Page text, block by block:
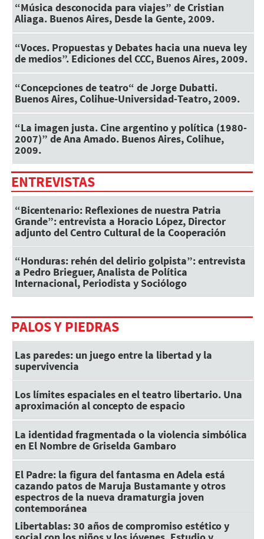
“Música desconocida para viajes” de Cristian
Aliaga. Buenos Aires, Desde la Gente, 2009.
“Voces. Propuestas y Debates hacia una nueva ley
de medios”. Ediciones del CCC, Buenos Aires, 2009.
“Concepciones de teatro“ de Jorge Dubatti.
Buenos Aires, Colihue-Universidad-Teatro, 2009.
“La imagen justa. Cine argentino y política (1980-
2007)” de Ana Amado. Buenos Aires, Colihue,
2009.
ENTREVISTAS
“Bicentenario: Reflexiones de nuestra Patria
Grande”: entrevista a Horacio López, Director
adjunto del Centro Cultural de la Cooperación
“Honduras: rehén del delirio golpista”: entrevista
a Pedro Brieguer, Analista de Política
Internacional, Periodista y Sociólogo
PALOS Y PIEDRAS
Las paredes: un juego entre la libertad y la
supervivencia
Los límites espaciales en el teatro libertario. Una
aproximación al concepto de espacio
La identidad fragmentada o la violencia simbólica
en El Nombre de Griselda Gambaro
El Padre: la figura del fantasma en Adela está
cazando patos de Maruja Bustamante y otros
espectros de la nueva dramaturgia joven
contemporánea
Libertablas: 30 años de compromiso estético y